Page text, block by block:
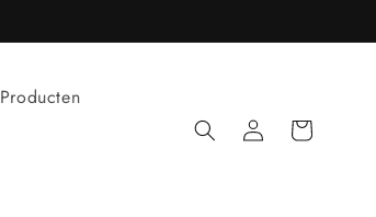
Producten
InloggenWinkelwagen